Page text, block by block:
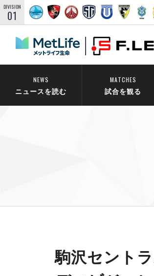
DIVISION
01
NEWS
ニュースを読む
MATCHES
試合を観る
駒沢セント